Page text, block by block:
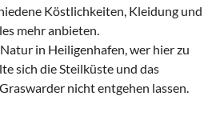
Köstlichkeiten, Kleidung und
mehr anbieten.
in Heiligenhafen, wer hier zu
sich die Steilküste und das
nicht entgehen lassen.